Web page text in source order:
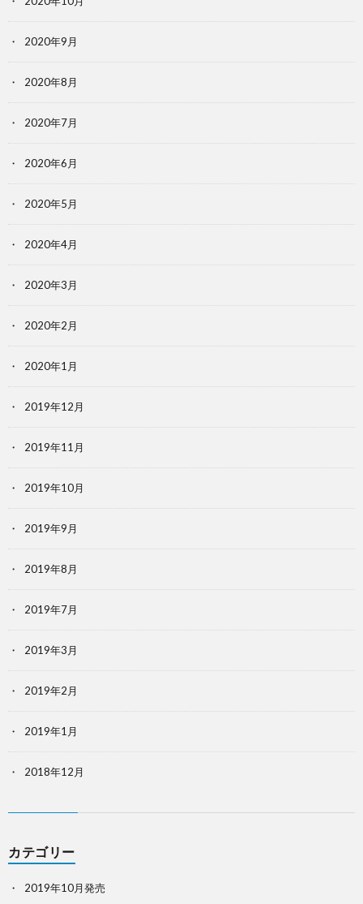
2020年9月
2020年8月
2020年7月
2020年6月
2020年5月
2020年4月
2020年3月
2020年2月
2020年1月
2019年12月
2019年11月
2019年10月
2019年9月
2019年8月
2019年7月
2019年3月
2019年2月
2019年1月
2018年12月
カテゴリー
2019年10月発売